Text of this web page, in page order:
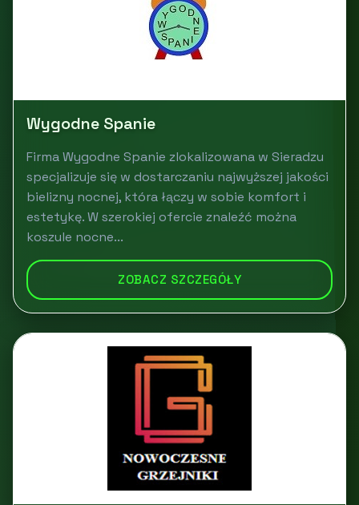
Wygodne Spanie
Firma Wygodne Spanie zlokalizowana w Sieradzu
specjalizuje się w dostarczaniu najwyższej jakości
bielizny nocnej, która łączy w sobie komfort i
estetykę. W szerokiej ofercie znaleźć można
koszule nocne...
ZOBACZ SZCZEGÓŁY